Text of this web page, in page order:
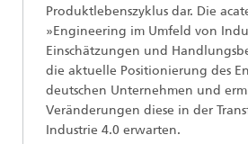
Produktlebenszyklus dar. Die
»Engineering im Umfeld von
Einschätzungen und
die aktuelle Positionierung des
deutschen Unternehmen und
Veränderungen diese in der
Industrie 4.0 erwarten.